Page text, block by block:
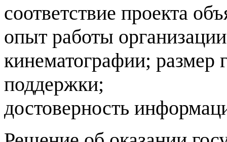
соответствие проекта
опыт работы
кинематографии; размер
поддержки;
достоверность